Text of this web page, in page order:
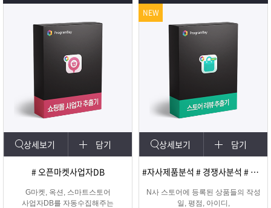
상세보기 담기
# 오픈마켓사업자DB
G마켓, 옥션, 스마트스토어
사업자DB를 자동수집해주는
상세보기 담기
#자사제품분석 # 경쟁사분석 # 마케팅 및 광고
N사 스토어에 등록된 상품들의 작성
일, 평점, 아이디,
NEW